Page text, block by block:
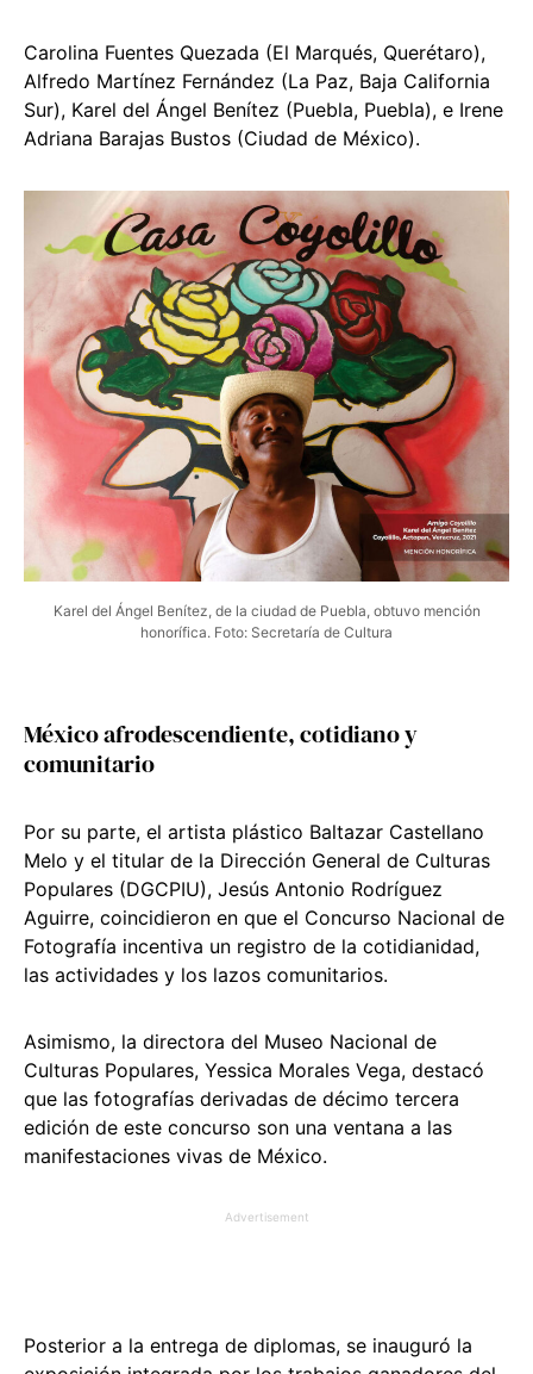
Carolina Fuentes Quezada (El Marqués, Querétaro),
Alfredo Martínez Fernández (La Paz, Baja California
Sur), Karel del Ángel Benítez (Puebla, Puebla), e Irene
Adriana Barajas Bustos (Ciudad de México).
Karel del Ángel Benítez, de la ciudad de Puebla, obtuvo mención
honorífica. Foto: Secretaría de Cultura
México afrodescendiente, cotidiano y
comunitario
Por su parte, el artista plástico Baltazar Castellano
Melo y el titular de la Dirección General de Culturas
Populares (DGCPIU), Jesús Antonio Rodríguez
Aguirre, coincidieron en que el Concurso Nacional de
Fotografía incentiva un registro de la cotidianidad,
las actividades y los lazos comunitarios.
Asimismo, la directora del Museo Nacional de
Culturas Populares, Yessica Morales Vega, destacó
que las fotografías derivadas de décimo tercera
edición de este concurso son una ventana a las
manifestaciones vivas de México.
Advertisement
Posterior a la entrega de diplomas, se inauguró la